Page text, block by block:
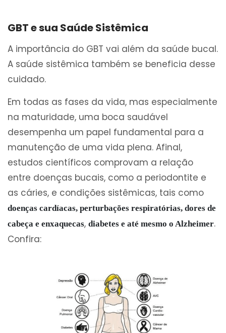
GBT e sua Saúde Sistêmica
A importância do GBT vai além da saúde bucal.
A saúde sistêmica também se beneficia desse
cuidado.
Em todas as fases da vida, mas especialmente
na maturidade, uma boca saudável
desempenha um papel fundamental para a
manutenção de uma vida plena. Afinal,
estudos científicos comprovam a relação
entre doenças bucais, como a periodontite e
as cáries, e condições sistêmicas, tais como
doenças cardíacas, perturbações respiratórias, dores de
cabeça e enxaquecas, diabetes e até mesmo o Alzheimer.
Confira: